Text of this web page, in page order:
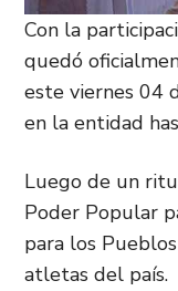
Con la
quedó
este viernes 04
en la entidad
Luego de un
Poder Popular
para los
atletas del país.